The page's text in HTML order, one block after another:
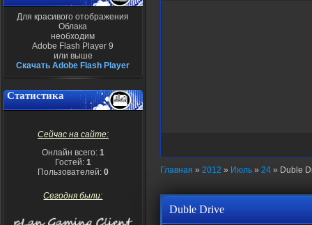
Для красивого отображения
Облака
необходим
Adobe Flash Player 9
или выше
Скачать Adobe Flash Player
Статистика
Сейчас на сайте:
Онлайн всего: 1
Гостей: 1
Пользователей: 0
Сегодня были:
Главная » 2012 » Июль » 24 » Duble
Duble Drive